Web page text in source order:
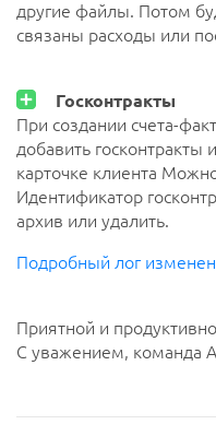
другие файлы. Потом
связаны расходы или
Госконтракты
При создании счета-
добавить
карточке клиента
Идентификатор
архив или удалить.
Подробный лог
Приятной и
С уважением, команда